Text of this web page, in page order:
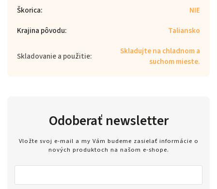
Škorica:
NIE
Krajina pôvodu: Taliansko
Skladovanie a použitie:
Skladujte na chladnom a
suchom mieste.
Odoberať newsletter
Vložte svoj e-mail a my Vám budeme zasielať informácie o
nových produktoch na našom e-shope.